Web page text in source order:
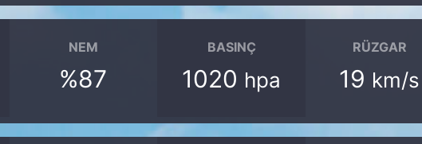
NEM
%87
BASINÇ
1020 hpa
RÜZGAR
19 km/s